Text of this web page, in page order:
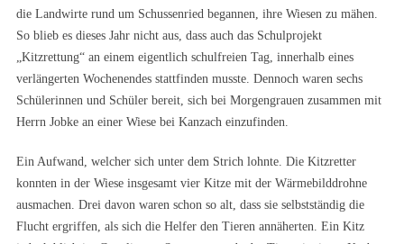
die Landwirte rund um Schussenried begannen, ihre Wiesen zu mähen.
So blieb es dieses Jahr nicht aus, dass auch das Schulprojekt
„Kitzrettung“ an einem eigentlich schulfreien Tag, innerhalb eines
verlängerten Wochenendes stattfinden musste. Dennoch waren sechs
Schülerinnen und Schüler bereit, sich bei Morgengrauen zusammen mit
Herrn Jobke an einer Wiese bei Kanzach einzufinden.
Ein Aufwand, welcher sich unter dem Strich lohnte. Die Kitzretter
konnten in der Wiese insgesamt vier Kitze mit der Wärmebilddrohne
ausmachen. Drei davon waren schon so alt, dass sie selbstständig die
Flucht ergriffen, als sich die Helfer den Tieren annäherten. Ein Kitz